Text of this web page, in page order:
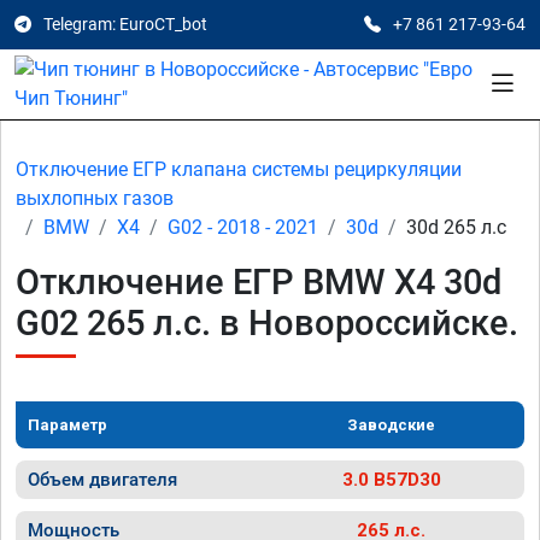
Telegram: EuroCT_bot +7 861 217-93-64
Отключение ЕГР клапана системы рециркуляции
выхлопных газов
BMW
X4 G02 - 2018 - 2021 30d 30d 265 л.с
Отключение ЕГР BMW X4 30d
G02 265 л.с. в Новороссийске.
Параметр Заводские
Объем двигателя 3.0 B57D30
Мощность 265 л.с.